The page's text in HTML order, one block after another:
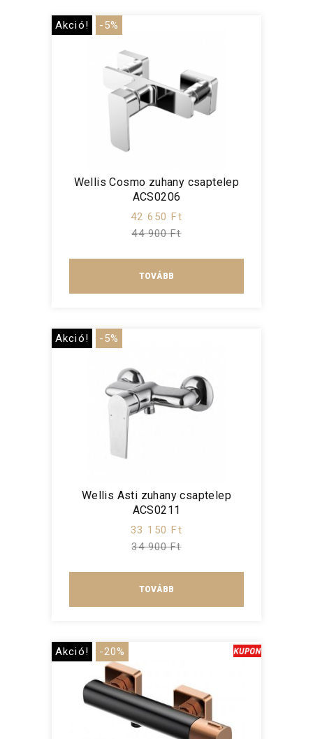
Akció! -5%
Wellis Cosmo zuhany csaptelep
ACS0206
42 650 Ft
44 900 Ft
TOVÁBB
Akció! -5%
Wellis Asti zuhany csaptelep
ACS0211
33 150 Ft
34 900 Ft
TOVÁBB
Akció! -20%